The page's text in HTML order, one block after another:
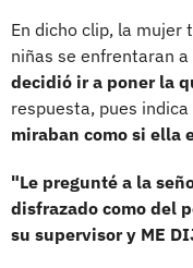
En dicho clip, la mujer
niñas se enfrentaran
decidió ir a poner la
respuesta, pues indica
miraban como si ella
"Le pregunté a la
disfrazado como del
su supervisor y ME